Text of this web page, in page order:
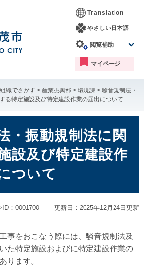
Translation
やさしい日本語
閲覧補助
マイページ
組織でさがす > 産業振興部 > 環境課 > 騒音規制法・
る特定施設及び特定建設作業の届出について
・振動規制法に関
設及び特定建設作
ついて
ID：0001700 更新日：2025年12月24日更新
事をおこなう際には、騒音規制法及
た特定施設およびに特定建設作業の
ります。